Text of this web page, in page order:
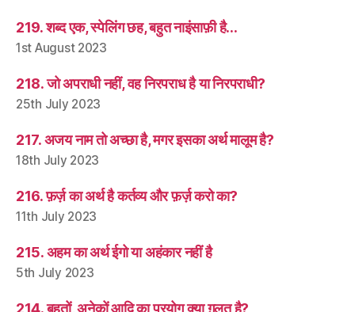
219. शब्द एक, स्पेलिंग छह, बहुत नाइंसाफ़ी है…
1st August 2023
218. जो अपराधी नहीं, वह निरपराध है या निरपराधी?
25th July 2023
217. अजय नाम तो अच्छा है, मगर इसका अर्थ मालूम है?
18th July 2023
216. फ़र्ज़ का अर्थ है कर्तव्य और फ़र्ज़ करो का?
11th July 2023
215. अहम का अर्थ ईगो या अहंकार नहीं है
5th July 2023
214. बहुतों, अनेकों आदि का प्रयोग क्या ग़लत है?